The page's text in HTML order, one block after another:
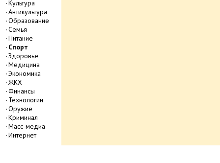
Культура
Антикультура
Образование
Семья
Питание
Спорт
Здоровье
Медицина
Экономика
ЖКХ
Финансы
Технологии
Оружие
Криминал
Масс-медиа
Интернет